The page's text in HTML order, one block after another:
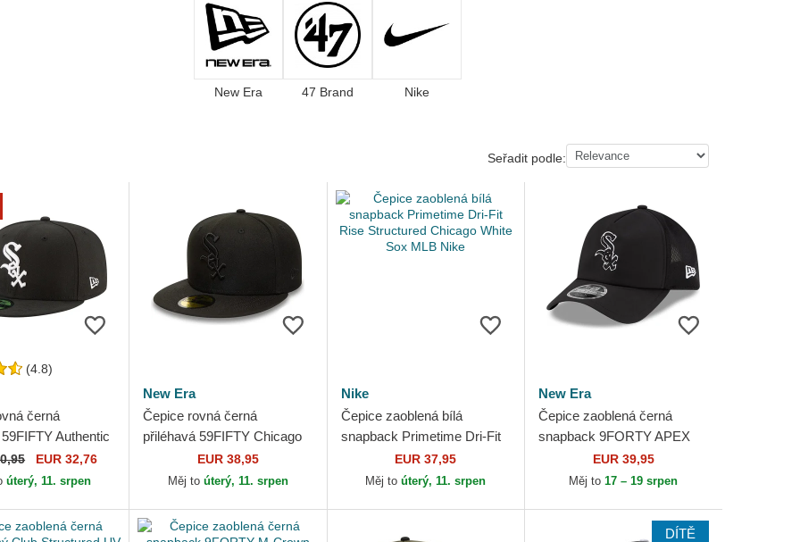
New Era 47 Brand Nike
Seřadit podle:
(4.8)
černá
Authentic
Game Chicago
MLB New Era
EUR 32,76
úterý, 11. srpen
New Era
Čepice rovná černá
přiléhavá 59FIFTY Chicago
White Sox MLB New Era
EUR 38,95
Měj to úterý, 11. srpen
Nike
Čepice zaoblená bílá
snapback Primetime Dri-Fit
Rise Structured Chicago
White Sox MLB Nike
EUR 37,95
Měj toúterý, 11. srpen
New Era
Čepice zaoblená černá
snapback 9FORTY APEX
Batting Practice Chicago
White Sox MLB New Era
EUR 39,95
Měj to17 – 19 srpen
DÍTĚ